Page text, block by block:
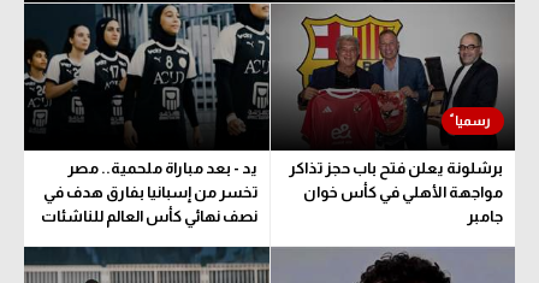
برشلونة يعلن فتح باب حجز تذاكر
مواجهة الأهلي في كأس خوان
جامبر
يد - بعد مباراة ملحمية.. مصر
تخسر من إسبانيا بفارق هدف في
نصف نهائي كأس العالم للناشئات